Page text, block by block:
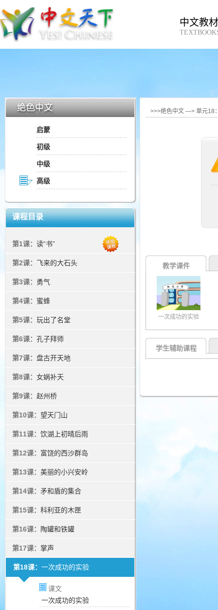
中文教
启蒙
初级
中级
高级
课程目录
第1课： 读“书”
第2课： 飞来的大石头
第3课： 勇气
第4课： 蜜蜂
第5课： 玩出了名堂
第6课： 孔子拜师
第7课： 盘古开天地
第8课： 女娲补天
第9课： 赵州桥
第10课： 望天门山
第11课： 饮湖上初晴后雨
第12课： 富饶的西沙群岛
第13课： 美丽的小兴安岭
第14课： 矛和盾的集合
第15课： 科利亚的木匣
第16课： 陶罐和铁罐
第17课： 掌声
第18课： 一次成功的实验
课文
一次成功的实验
>>>绝色中文 —> 单元18
教学课件
一次成功的实验
学生辅助课程